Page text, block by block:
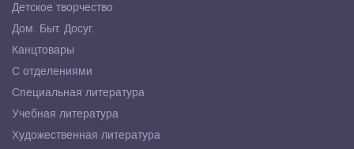
Детское творчество
Дом. Быт. Досуг.
Канцтовары
С отделениями
Специальная литература
Учебная литература
Художественная литература